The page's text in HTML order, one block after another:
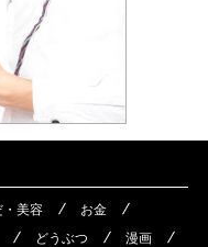
・美容
お金
どうぶつ
漫画